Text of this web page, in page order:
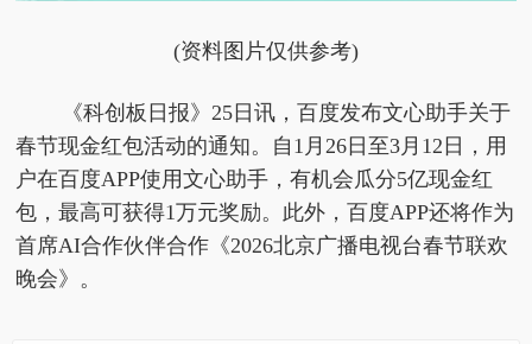
(资料图片仅供参考)
《科创板日报》25日讯，百度发布文心助手关于
春节现金红包活动的通知。自1月26日至3月12日，用
户在百度APP使用文心助手，有机会瓜分5亿现金红
包，最高可获得1万元奖励。此外，百度APP还将作为
首席AI合作伙伴合作《2026北京广播电视台春节联欢
晚会》。